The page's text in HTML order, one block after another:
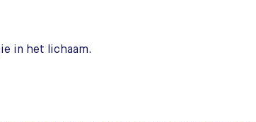
in het lichaam.